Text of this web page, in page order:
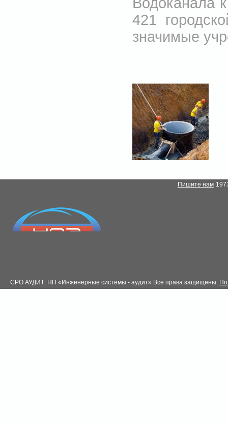
421
значимые
СРО АУДИТ: НП «Инженерные системы - аудит» Все права защищены.
Пишите нам